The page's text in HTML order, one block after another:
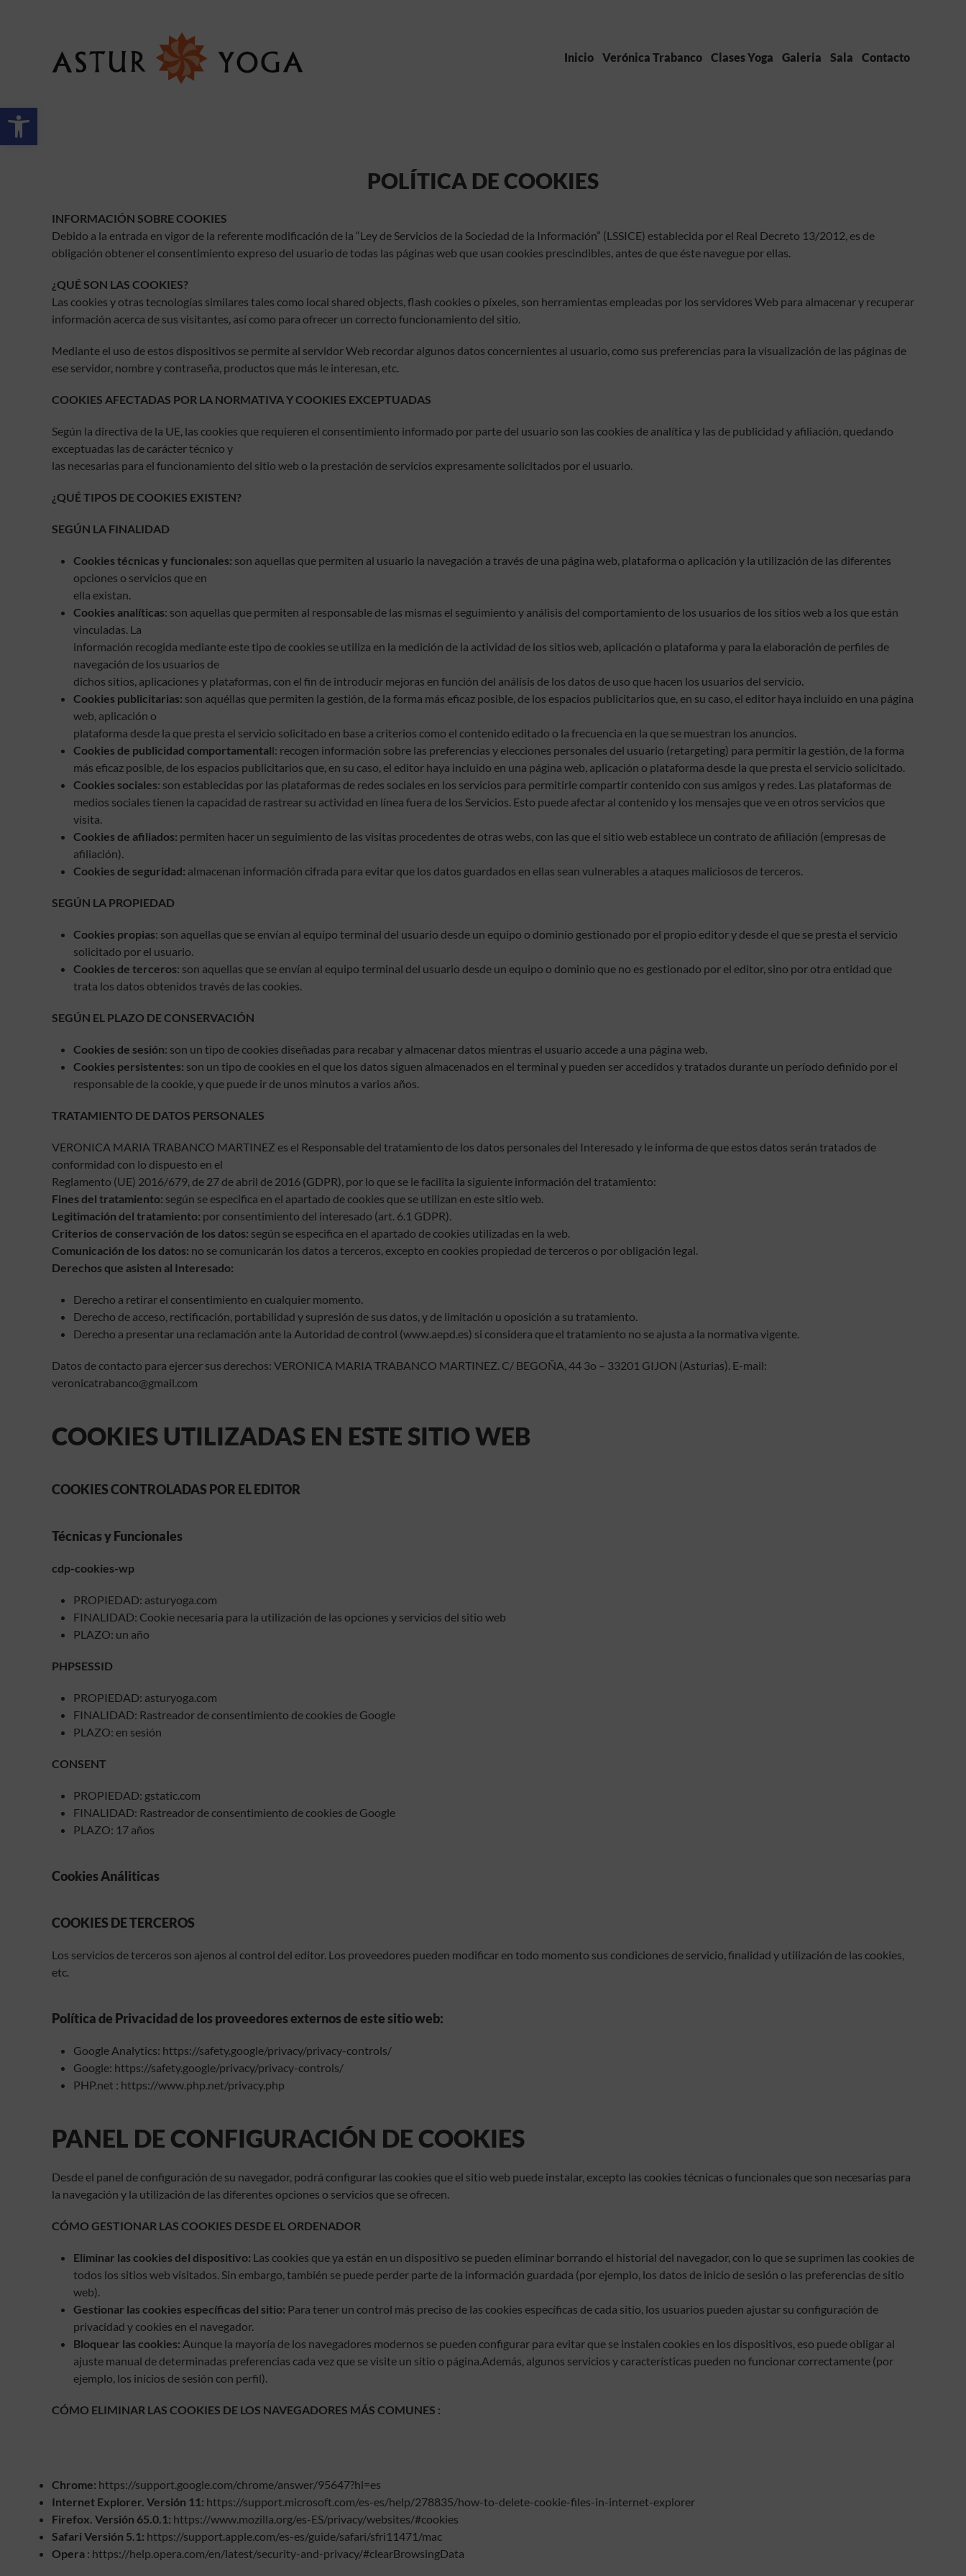
Abrir barra de herramientas
Inicio Verónica Trabanco Clases Yoga Galeria Sala Contacto
POLÍTICA DE COOKIES
INFORMACIÓN SOBRE COOKIES
Debido a la entrada en vigor de la referente modificación de la “Ley de Servicios de la Sociedad de la Información” (LSSICE) establecida por el Real Decreto 13/2012, es de
obligación obtener el consentimiento expreso del usuario de todas las páginas web que usan cookies prescindibles, antes de que éste navegue por ellas.
¿QUÉ SON LAS COOKIES?
Las cookies y otras tecnologías similares tales como local shared objects, flash cookies o píxeles, son herramientas empleadas por los servidores Web para almacenar y recuperar
información acerca de sus visitantes, así como para ofrecer un correcto funcionamiento del sitio.
Mediante el uso de estos dispositivos se permite al servidor Web recordar algunos datos concernientes al usuario, como sus preferencias para la visualización de las páginas de
ese servidor, nombre y contraseña, productos que más le interesan, etc.
COOKIES AFECTADAS POR LA NORMATIVA Y COOKIES EXCEPTUADAS
Según la directiva de la UE, las cookies que requieren el consentimiento informado por parte del usuario son las cookies de analítica y las de publicidad y afiliación, quedando
exceptuadas las de carácter técnico y
las necesarias para el funcionamiento del sitio web o la prestación de servicios expresamente solicitados por el usuario.
¿QUÉ TIPOS DE COOKIES EXISTEN?
SEGÚN LA FINALIDAD
Cookies técnicas y funcionales: son aquellas que permiten al usuario la navegación a través de una página web, plataforma o aplicación y la utilización de las diferentes
opciones o servicios que en
ella existan.
Cookies analíticas: son aquellas que permiten al responsable de las mismas el seguimiento y análisis del comportamiento de los usuarios de los sitios web a los que están
vinculadas. La
información recogida mediante este tipo de cookies se utiliza en la medición de la actividad de los sitios web, aplicación o plataforma y para la elaboración de perfiles de
navegación de los usuarios de
dichos sitios, aplicaciones y plataformas, con el fin de introducir mejoras en función del análisis de los datos de uso que hacen los usuarios del servicio.
Cookies publicitarias: son aquéllas que permiten la gestión, de la forma más eficaz posible, de los espacios publicitarios que, en su caso, el editor haya incluido en una página
web, aplicación o
plataforma desde la que presta el servicio solicitado en base a criterios como el contenido editado o la frecuencia en la que se muestran los anuncios.
Cookies de publicidad comportamentall: recogen información sobre las preferencias y elecciones personales del usuario (retargeting) para permitir la gestión, de la forma
más eficaz posible, de los espacios publicitarios que, en su caso, el editor haya incluido en una página web, aplicación o plataforma desde la que presta el servicio solicitado.
Cookies sociales: son establecidas por las plataformas de redes sociales en los servicios para permitirle compartir contenido con sus amigos y redes. Las plataformas de
medios sociales tienen la capacidad de rastrear su actividad en línea fuera de los Servicios. Esto puede afectar al contenido y los mensajes que ve en otros servicios que
visita.
Cookies de afiliados: permiten hacer un seguimiento de las visitas procedentes de otras webs, con las que el sitio web establece un contrato de afiliación (empresas de
afiliación).
Cookies de seguridad: almacenan información cifrada para evitar que los datos guardados en ellas sean vulnerables a ataques maliciosos de terceros.
SEGÚN LA PROPIEDAD
Cookies propias: son aquellas que se envían al equipo terminal del usuario desde un equipo o dominio gestionado por el propio editor y desde el que se presta el servicio
solicitado por el usuario.
Cookies de terceros: son aquellas que se envían al equipo terminal del usuario desde un equipo o dominio que no es gestionado por el editor, sino por otra entidad que
trata los datos obtenidos través de las cookies.
SEGÚN EL PLAZO DE CONSERVACIÓN
Cookies de sesión: son un tipo de cookies diseñadas para recabar y almacenar datos mientras el usuario accede a una página web.
Cookies persistentes: son un tipo de cookies en el que los datos siguen almacenados en el terminal y pueden ser accedidos y tratados durante un período definido por el
responsable de la cookie, y que puede ir de unos minutos a varios años.
TRATAMIENTO DE DATOS PERSONALES
VERONICA MARIA TRABANCO MARTINEZ es el Responsable del tratamiento de los datos personales del Interesado y le informa de que estos datos serán tratados de
conformidad con lo dispuesto en el
Reglamento (UE) 2016/679, de 27 de abril de 2016 (GDPR), por lo que se le facilita la siguiente información del tratamiento:
Fines del tratamiento: según se especifica en el apartado de cookies que se utilizan en este sitio web.
Legitimación del tratamiento: por consentimiento del interesado (art. 6.1 GDPR).
Criterios de conservación de los datos: según se especifica en el apartado de cookies utilizadas en la web.
Comunicación de los datos: no se comunicarán los datos a terceros, excepto en cookies propiedad de terceros o por obligación legal.
Derechos que asisten al Interesado:
Derecho a retirar el consentimiento en cualquier momento.
Derecho de acceso, rectificación, portabilidad y supresión de sus datos, y de limitación u oposición a su tratamiento.
Derecho a presentar una reclamación ante la Autoridad de control (www.aepd.es) si considera que el tratamiento no se ajusta a la normativa vigente.
Datos de contacto para ejercer sus derechos: VERONICA MARIA TRABANCO MARTINEZ. C/ BEGOÑA, 44 3o – 33201 GIJON (Asturias). E-mail:
veronicatrabanco@gmail.com
COOKIES UTILIZADAS EN ESTE SITIO WEB
COOKIES CONTROLADAS POR EL EDITOR
Técnicas y Funcionales
cdp-cookies-wp
PROPIEDAD: asturyoga.com
FINALIDAD: Cookie necesaria para la utilización de las opciones y servicios del sitio web
PLAZO: un año
PHPSESSID
PROPIEDAD: asturyoga.com
FINALIDAD: Rastreador de consentimiento de cookies de Google
PLAZO: en sesión
CONSENT
PROPIEDAD: gstatic.com
FINALIDAD: Rastreador de consentimiento de cookies de Google
PLAZO: 17 años
Cookies Análiticas
COOKIES DE TERCEROS
Los servicios de terceros son ajenos al control del editor. Los proveedores pueden modificar en todo momento sus condiciones de servicio, finalidad y utilización de las cookies,
etc.
Política de Privacidad de los proveedores externos de este sitio web:
Google Analytics: https://safety.google/privacy/privacy-controls/
Google: https://safety.google/privacy/privacy-controls/
PHP.net : https://www.php.net/privacy.php
PANEL DE CONFIGURACIÓN DE COOKIES
Desde el panel de configuración de su navegador, podrá configurar las cookies que el sitio web puede instalar, excepto las cookies técnicas o funcionales que son necesarias para
la navegación y la utilización de las diferentes opciones o servicios que se ofrecen.
CÓMO GESTIONAR LAS COOKIES DESDE EL ORDENADOR
Eliminar las cookies del dispositivo: Las cookies que ya están en un dispositivo se pueden eliminar borrando el historial del navegador, con lo que se suprimen las cookies de
todos los sitios web visitados. Sin embargo, también se puede perder parte de la información guardada (por ejemplo, los datos de inicio de sesión o las preferencias de sitio
web).
Gestionar las cookies específicas del sitio: Para tener un control más preciso de las cookies específicas de cada sitio, los usuarios pueden ajustar su configuración de
privacidad y cookies en el navegador.
Bloquear las cookies: Aunque la mayoría de los navegadores modernos se pueden configurar para evitar que se instalen cookies en los dispositivos, eso puede obligar al
ajuste manual de determinadas preferencias cada vez que se visite un sitio o página.Además, algunos servicios y características pueden no funcionar correctamente (por
ejemplo, los inicios de sesión con perfil).
CÓMO ELIMINAR LAS COOKIES DE LOS NAVEGADORES MÁS COMUNES :
Chrome: https://support.google.com/chrome/answer/95647?hl=es
Internet Explorer. Versión 11: https://support.microsoft.com/es-es/help/278835/how-to-delete-cookie-files-in-internet-explorer
Firefox. Versión 65.0.1: https://www.mozilla.org/es-ES/privacy/websites/#cookies
Safari Versión 5.1: https://support.apple.com/es-es/guide/safari/sfri11471/mac
Opera : https://help.opera.com/en/latest/security-and-privacy/#clearBrowsingData